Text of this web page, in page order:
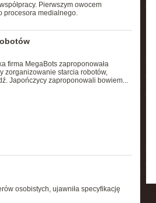
Pierwszym owocem
procesora medialnego.
firma MegaBots zaproponowała
zorganizowanie starcia robotów,
Japończycy zaproponowali bowiem...
osobistych, ujawniła specyfikację